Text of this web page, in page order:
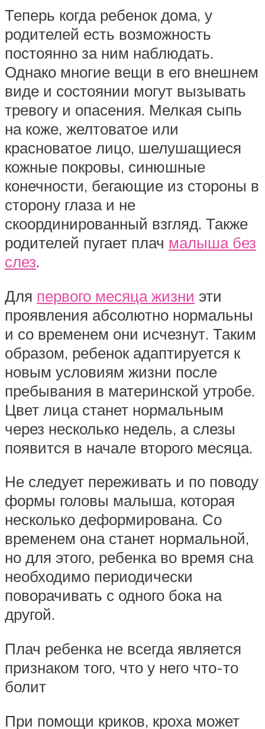
Теперь когда ребенок дома, у
родителей есть возможность
постоянно за ним наблюдать.
Однако многие вещи в его внешнем
виде и состоянии могут вызывать
тревогу и опасения. Мелкая сыпь
на коже, желтоватое или
красноватое лицо, шелушащиеся
кожные покровы, синюшные
конечности, бегающие из стороны в
сторону глаза и не
скоординированный взгляд. Также
родителей пугает плач малыша без
слез.
Для первого месяца жизни эти
проявления абсолютно нормальны
и со временем они исчезнут. Таким
образом, ребенок адаптируется к
новым условиям жизни после
пребывания в материнской утробе.
Цвет лица станет нормальным
через несколько недель, а слезы
появится в начале второго месяца.
Не следует переживать и по поводу
формы головы малыша, которая
несколько деформирована. Со
временем она станет нормальной,
но для этого, ребенка во время сна
необходимо периодически
поворачивать с одного бока на
другой.
Плач ребенка не всегда является
признаком того, что у него что-то
болит
При помощи криков, кроха может